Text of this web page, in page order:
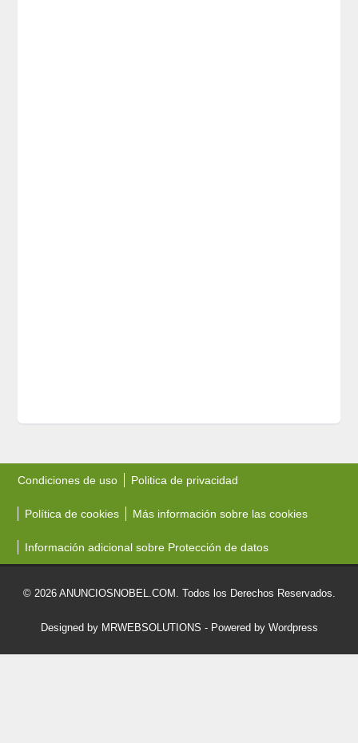
Condiciones de uso Politica de privacidad
Política de cookies Más información sobre las cookies
Información adicional sobre Protección de datos
© 2026 ANUNCIOSNOBEL.COM. Todos los Derechos Reservados.
Designed by MRWEBSOLUTIONS - Powered by Wordpress